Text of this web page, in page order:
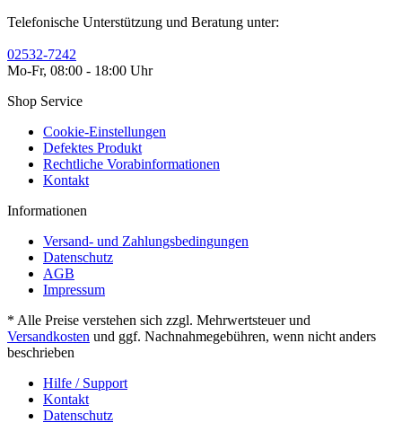
Telefonische Unterstützung und Beratung unter:
02532-7242
Mo-Fr, 08:00 - 18:00 Uhr
Shop Service
Cookie-Einstellungen
Defektes Produkt
Rechtliche Vorabinformationen
Kontakt
Informationen
Versand- und Zahlungsbedingungen
Datenschutz
AGB
Impressum
* Alle Preise verstehen sich zzgl. Mehrwertsteuer und
Versandkosten und ggf. Nachnahmegebühren, wenn nicht anders
beschrieben
Hilfe / Support
Kontakt
Datenschutz